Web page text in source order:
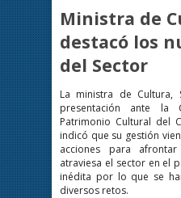
Ministra de
destacó los
del Sector
La ministra de Cultura,
presentación ante la
Patrimonio Cultural del
indicó que su gestión
acciones para
atraviesa el sector en el
inédita por lo que se
diversos retos.